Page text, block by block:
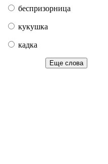
беспризорница
кукушка
кадка
Еще слова